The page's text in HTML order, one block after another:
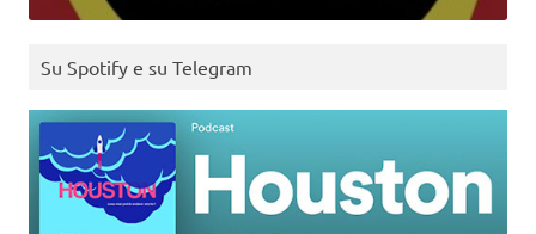
Su Spotify e su Telegram